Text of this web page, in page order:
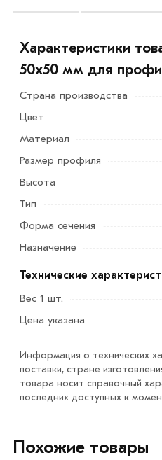
Заглушка 50х50 мм для
использоваться для
Благодаря продуманной
быстро устанавливаются в
увеличенную глубину 17,5
Характеристики
50х50 мм для
Страна производства
Цвет
Материал
Размер профиля
Высота
Тип
Форма сечения
Назначение
Технические
Вес 1 шт.
Цена указана
Информация о технических
поставки, стране
товара носит справочный
последних доступных к
Похожие товары